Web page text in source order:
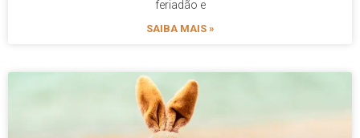
feriadão e
SAIBA MAIS »